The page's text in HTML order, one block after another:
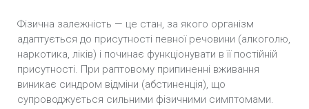
Фізична залежність — це стан, за якого організм
адаптується до присутності певної речовини (алкоголю,
наркотика, ліків) і починає функціонувати в її постійній
присутності. При раптовому припиненні вживання
виникає синдром відміни (абстиненція), що
супроводжується сильними фізичними симптомами.